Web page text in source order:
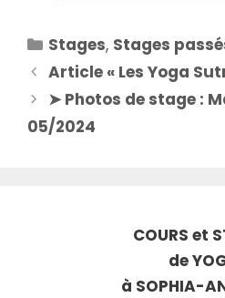
Catégories
Stages, Stages
Article « Les Yoga
➤ Photos de stage :
05/2024
COURS et
de
à SOPHIA-